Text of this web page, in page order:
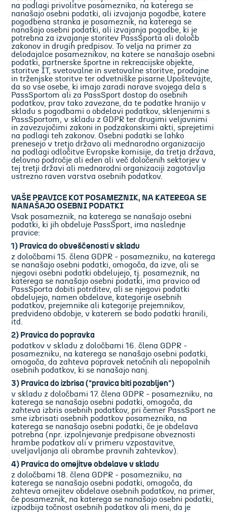
na podlagi privolitve posameznika, na katerega se
nanašajo osebni podatki, ali izvajanja pogodbe, katere
pogodbena stranka je posameznik, na katerega se
nanašajo osebni podatki, ali izvajanja pogodbe, ki je
potrebna za izvajanje storitev PassSporta ali določb
zakonov in drugih predpisov. To velja na primer za
delodajalce posameznikov, na katere se nanašajo osebni
podatki, partnerske športne in rekreacijske objekte,
storitve IT, svetovalne in svetovalne storitve, prodajne
in trženjske storitve ter odvetniške pisarne.Upoštevajte,
da so vse osebe, ki imajo zaradi narave svojega dela s
PassSportom ali za PassSport dostop do osebnih
podatkov, prav tako zavezane, da te podatke hranijo v
skladu s pogodbami o obdelavi podatkov, sklenjenimi s
PassSportom, v skladu z GDPR ter drugimi veljavnimi
in zavezujočimi zakoni in podzakonskimi akti, sprejetimi
na podlagi teh zakonov. Osebni podatki se lahko
prenesejo v tretjo državo ali mednarodno organizacijo
na podlagi odločitve Evropske komisije, da tretja država,
delovno področje ali eden ali več določenih sektorjev v
tej tretji državi ali mednarodni organizaciji zagotavlja
ustrezno raven varstva osebnih podatkov.
VAŠE PRAVICE KOT POSAMEZNIK, NA KATEREGA SE
NANAŠAJO OSEBNI PODATKI
Vsak posameznik, na katerega se nanašajo osebni
podatki, ki jih obdeluje PassSport, ima naslednje
pravice:
1) Pravica do obveščenosti v skladu
z določbami 15. člena GDPR - posamezniku, na katerega
se nanašajo osebni podatki, omogoča, da izve, ali se
njegovi osebni podatki obdelujejo, tj. posameznik, na
katerega se nanašajo osebni podatki, ima pravico od
PassSporta dobiti potrditev, ali se njegovi podatki
obdelujejo, namen obdelave, kategorije osebnih
podatkov, prejemnike ali kategorije prejemnikov,
predvideno obdobje, v katerem se bodo podatki hranili,
itd.
2) Pravica do popravka
podatkov v skladu z določbami 16. člena GDPR -
posamezniku, na katerega se nanašajo osebni podatki,
omogoča, da zahteva popravek netočnih ali nepopolnih
osebnih podatkov, ki se nanašajo nanj.
3) Pravica do izbrisa ("pravica biti pozabljen")
v skladu z določbami 17. člena GDPR - posamezniku, na
katerega se nanašajo osebni podatki, omogoča, da
zahteva izbris osebnih podatkov, pri čemer PassSport ne
sme izbrisati osebnih podatkov posameznika, na
katerega se nanašajo osebni podatki, če je obdelava
potrebna (npr. izpolnjevanje predpisane obveznosti
hrambe podatkov ali v primeru vzpostavitve,
uveljavljanja ali obrambe pravnih zahtevkov).
4) Pravica do omejitve obdelave v skladu
z določbami 18. člena GDPR - posamezniku, na
katerega se nanašajo osebni podatki, omogoča, da
zahteva omejitev obdelave osebnih podatkov, na primer,
če posameznik, na katerega se nanašajo osebni podatki,
izpodbija točnost osebnih podatkov ali meni, da je